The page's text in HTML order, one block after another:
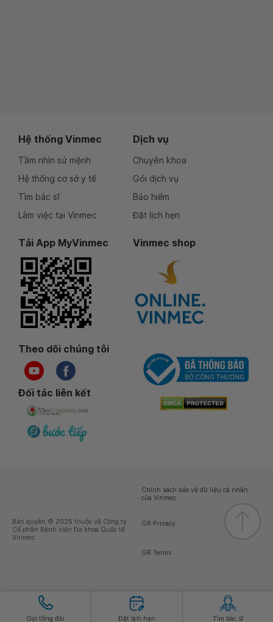
Gọi tổng đài Đặt lịch hẹn Tìm bác sĩ
Hệ thống Vinmec
Tầm nhìn sứ mệnh
Hệ thống cơ sở y tế
Tìm bác sĩ
Làm việc tại Vinmec
Dịch vụ
Chuyên khoa
Gói dịch vụ
Bảo hiểm
Đặt lịch hẹn
Tải App MyVinmec Vinmec shop
Theo dõi chúng tôi
Đối tác liên kết
Bản quyền © 2026 thuộc về Công ty
Cổ phần Bệnh viện Đa khoa Quốc tế
Vinmec
Chính sách bảo vệ dữ liệu cá nhân
của Vinmec
GR Privacy
GR Terms